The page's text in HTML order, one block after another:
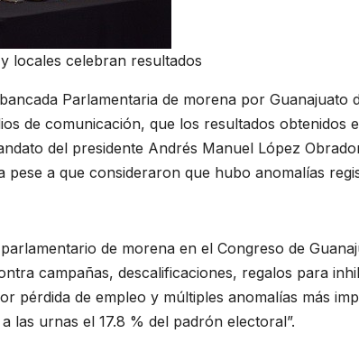
locales celebran resultados
Parlamentaria de morena por Guanajuato
de comunicación, que los resultados obtenidos
del presidente Andrés Manuel López
pese a que consideraron que hubo anomalías
de morena en el Congreso de
campañas, descalificaciones, regalos para
pérdida de empleo y múltiples anomalías más
las urnas el 17.8 % del padrón electoral”.